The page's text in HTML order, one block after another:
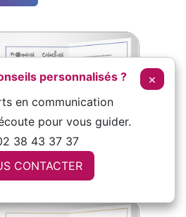
prospérité
personnalisés ? ×
en communication
pour vous guider.
38 43 37 37
CONTACTER